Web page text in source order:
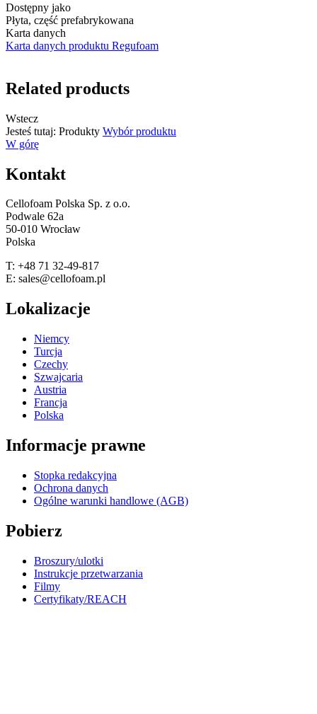
Dostępny jako
Płyta, część prefabrykowana
Karta danych
Karta danych produktu Regufoam
Related products
Wstecz
Jesteś tutaj: Produkty Wybór produktu
W górę
Kontakt
Cellofoam Polska Sp. z o.o.
Podwale 62a
50-010 Wrocław
Polska
T: +48 71 32-49-817
E: sales@cellofoam.pl
Lokalizacje
Niemcy
Turcja
Czechy
Szwajcaria
Austria
Francja
Polska
Informacje prawne
Stopka redakcyjna
Ochrona danych
Ogólne warunki handlowe (AGB)
Pobierz
Broszury/ulotki
Instrukcje przetwarzania
Filmy
Certyfikaty/REACH